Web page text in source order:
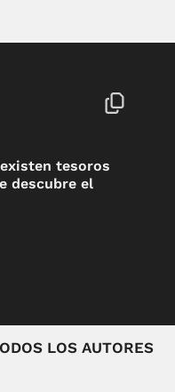
tesoros
descubre el
LOS AUTORES